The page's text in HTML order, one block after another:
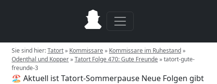
Sie sind hier:Tatort» Kommissare» Kommissare im Ruhestand»
Odenthal und Kopper»Tatort Folge 470: Gute Freunde»tatort-gute-
freunde-3
🏖️ Aktuell ist Tatort-Sommerpause Neue Folgen gibt